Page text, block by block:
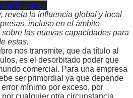
Telegram
revela la influencia global y local
incluso en el ámbito
las nuevas capacidades para
estas.
nos transmite, que da título al
es el desorbitado poder que
comercial. Para una empresa
ser primordial ya que depende
mínimo por exceso, por